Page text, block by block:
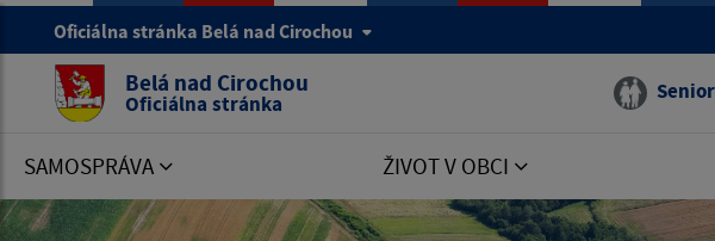
Oficiálna stránka Belá nad Cirochou
Belá nad Cirochou
Oficiálna stránka
SAMOSPRÁVA ŽIVOT V OBCI